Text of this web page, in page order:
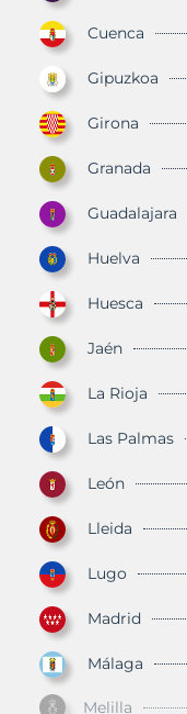
Cuenca
Gipuzkoa
Girona
Granada
Guadalajara
Huelva
Huesca
Jaén
La Rioja
Las Palmas
León
Lleida
Lugo
Madrid
Málaga
Melilla